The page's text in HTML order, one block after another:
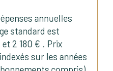
Transaction
le
annuelles
standard est
2 180 € . Prix
sur les années